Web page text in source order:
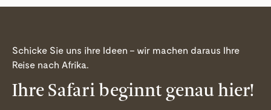
Schicke Sie uns ihre Ideen – wir machen daraus Ihre
Reise nach Afrika.
Ihre Safari beginnt genau hier!